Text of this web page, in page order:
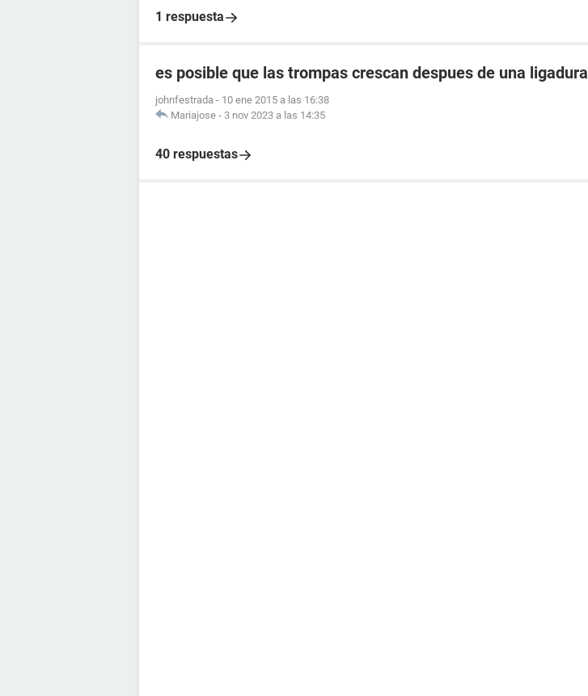
1 respuesta
es posible que las trompas crescan despues de una ligadura
johnfestrada - 10 ene 2015 a las 16:38
Mariajose - 3 nov 2023 a las 14:35
40 respuestas